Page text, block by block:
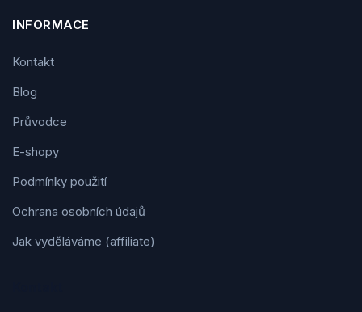
INFORMACE
Kontakt
Blog
Průvodce
E-shopy
Podmínky použití
Ochrana osobních údajů
Jak vyděláváme (affiliate)